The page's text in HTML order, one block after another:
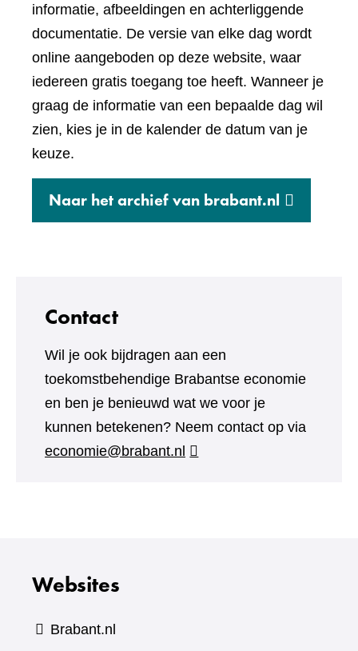
andere
website)
informatie, afbeeldingen en achterliggende
documentatie. De versie van elke dag wordt
online aangeboden op deze website, waar
iedereen gratis toegang toe heeft. Wanneer je
graag de informatie van een bepaalde dag wil
zien, kies je in de kalender de datum van je
keuze.
Naar het archief van brabant.nl (verwijst
naar
Contact
Wil je ook bijdragen aan een
toekomstbehendige Brabantse economie
en ben je benieuwd wat we voor je
kunnen betekenen? Neem contact op via
economie@brabant.nl
Websites
Brabant.nl